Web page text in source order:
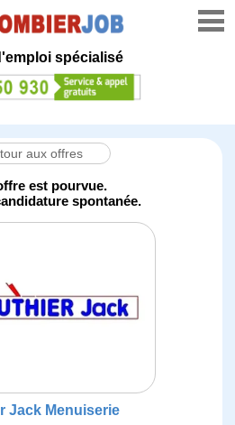
spécialisé
aux offres
est pourvue.
spontanée.
Jack Menuiserie